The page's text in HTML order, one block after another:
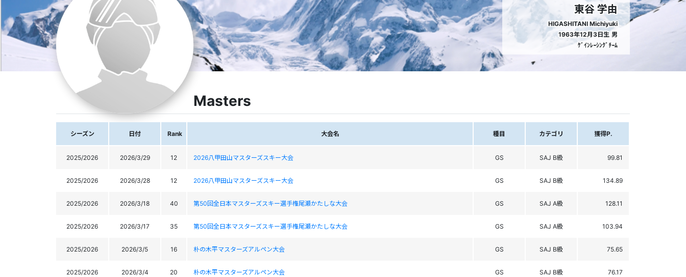
東谷 学由
HIGASHITANI Michiyuki
1963年12月3日生 男
ｹﾞｲﾝﾚｰｼﾝｸﾞﾁｰﾑ
Masters
シーズン 日付 Rank 大会名 種目 カテゴリ 獲得P.
2025/2026 2026/3/29 12 2026八甲田山マスターズスキー大会 GS SAJ B級 99.81
2025/2026 2026/3/28 12 2026八甲田山マスターズスキー大会 GS SAJ B級 134.89
2025/2026 2026/3/18 40 第50回全日本マスターズスキー選手権尾瀬かたしな大会 GS SAJ A級 128.11
2025/2026 2026/3/17 35 第50回全日本マスターズスキー選手権尾瀬かたしな大会 GS SAJ A級 103.94
2025/2026 2026/3/5 16 朴の木平マスターズアルペン大会 GS SAJ B級 75.65
2025/2026 2026/3/4 20 朴の木平マスターズアルペン大会 GS SAJ B級 76.17